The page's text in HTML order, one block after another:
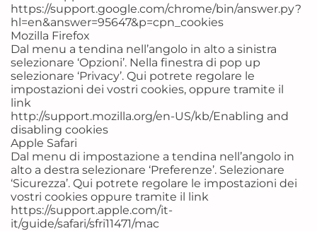
https://support.google.com/chrome/bin/answer.py?
hl=en&answer=95647&p=cpn_cookies
Mozilla Firefox
Dal menu a tendina nell’angolo in alto a sinistra
selezionare ‘Opzioni’. Nella finestra di pop up
selezionare ‘Privacy’. Qui potrete regolare le
impostazioni dei vostri cookies, oppure tramite il
link
http://support.mozilla.org/en-US/kb/Enabling and
disabling cookies
Apple Safari
Dal menu di impostazione a tendina nell’angolo in
alto a destra selezionare ‘Preferenze’. Selezionare
‘Sicurezza’. Qui potrete regolare le impostazioni dei
vostri cookies oppure tramite il link
https://support.apple.com/it-
it/guide/safari/sfri11471/mac